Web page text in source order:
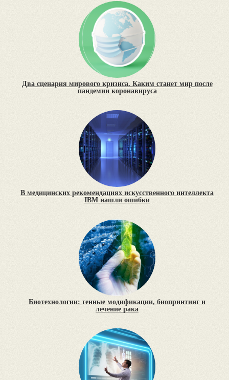
Два сценария мирового кризиса. Каким станет мир после
пандемии коронавируса
В медицинских рекомендациях искусственного интеллекта
IBM нашли ошибки
Биотехнологии: генные модификации, биопринтинг и
лечение рака